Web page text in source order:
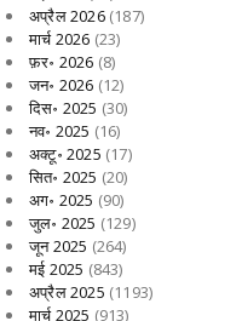
अप्रैल 2026(187)
मार्च 2026 (23)
फ़र॰ 2026 (8)
जन॰ 2026 (12)
दिस॰ 2025 (30)
नव॰ 2025 (16)
अक्टू॰ 2025 (17)
सित॰ 2025 (20)
अग॰ 2025 (90)
जुल॰ 2025 (129)
जून 2025 (264)
मई 2025 (843)
अप्रैल 2025 (1193)
मार्च 2025 (913)